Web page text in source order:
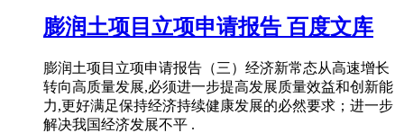
膨润土项目立项申请报告 百度文库
膨润土项目立项申请报告（三）经济新常态从高速增长
转向高质量发展,必须进一步提高发展质量效益和创新能
力,更好满足保持经济持续健康发展的必然要求；进一步
解决我国经济发展不平 .